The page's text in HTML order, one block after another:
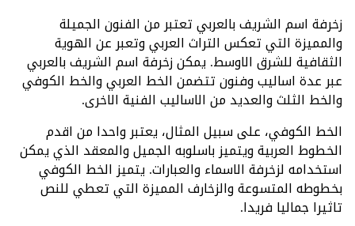
زخرفة اسم الشريف بالعربي تعتبر من الفنون الجميلة
والمميزة التي تعكس التراث العربي وتعبر عن الهوية
الثقافية للشرق الاوسط. يمكن زخرفة اسم الشريف بالعربي
عبر عدة اساليب وفنون تتضمن الخط العربي والخط الكوفي
والخط الثلث والعديد من الاساليب الفنية الاخرى.
الخط الكوفي، على سبيل المثال، يعتبر واحدا من اقدم
الخطوط العربية ويتميز باسلوبه الجميل والمعقد الذي يمكن
استخدامه لزخرفة الاسماء والعبارات. يتميز الخط الكوفي
بخطوطه المتسوعة والزخارف المميزة التي تعطي للنص
تاثيرا جماليا فريدا.